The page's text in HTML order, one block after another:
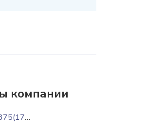
компании
+375(1770)3-53-43